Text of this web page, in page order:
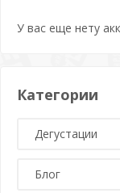
У вас еще нету
Категории
Дегустации
Блог